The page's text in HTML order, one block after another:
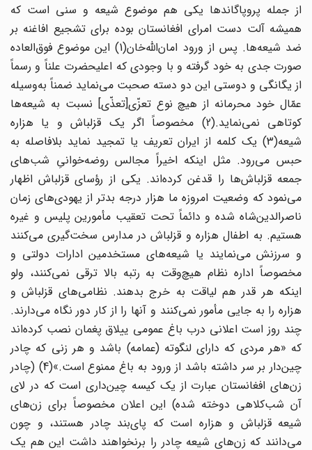
از جمله پروپاگاندها یکی هم موضوع شیعه و سنی است که
همیشه آلت دست امرای افغانستان بوده برای تشجیع افاغنه بر
ضد شیعه‌ها. پس از ورود امان‌الله‌خان(1) این موضوع فوق‌العاده
صورت جدی به خود گرفته و با وجودی که اعلیحضرت علناً و رسماً
از یگانگی و دوستی این دو دسته صحبت می‌نماید ضمناً به‌وسیله
عمّال خود محرمانه از هیچ نوع تعزّی[تعذّی] نسبت به شیعه‌ها
کوتاهی نمی‌نماید.(2) مخصوصاً اگر یک قزلباش و یا هزاره
شیعه(3) یک کلمه از ایران تعریف یا تمجید نماید بلافاصله به
حبس می‌رود. مثل اینکه اخیراً مجالس روضه‌خوانیِ شب‌های
جمعه قزلباش‌ها را قدغن کرده‌اند. یکی از رؤسای قزلباش اظهار
می‌نمود که وضعیت امروزه ما هزار درجه بدتر از یهودی‌های زمان
ناصرالدین‌شاه شده و دائماً تحت تعقیب مأمورین پلیس و غیره
هستیم. به اطفال هزاره و قزلباش در مدارس سخت‌گیری می‌کنند
و سرزنش می‌نمایند یا شیعه‌های مستخدمین ادارات دولتی و
مخصوصاً اداره نظام هیچ‌وقت به رتبه بالا ترقی نمی‌کنند، ولو
اینکه هر قدر هم لیاقت به خرج بدهند. نظامی‌های قزلباش و
هزاره را به جایی مأمور نمی‌کنند و آنها را از کار دور نگاه می‌دارند.
چند روز است اعلانی درب باغ عمومی ییلاق پغمان نصب کرده‌اند
که «هر مردی که دارای لنگوته (عمامه) باشد و هر زنی که چادر
چین‌دار بر سر داشته باشد از ورود به باغ ممنوع است.»(4) (چادر
زن‌های افغانستان عبارت از یک کیسه چین‌داری است که در لای
آن شب‌کلاهی دوخته شده) این اعلان مخصوصاً برای زن‌های
شیعه قزلباش و هزاره است که پای‌بند چادر هستند، و چون
می‌دانند که زن‌های شیعه چادر را برنخواهند داشت این هم یک